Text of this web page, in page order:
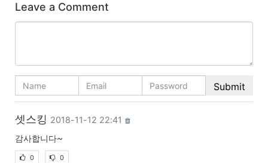
Leave a Comment
셋스킹 2018-11-12 22:41
감사합니다~
0 0